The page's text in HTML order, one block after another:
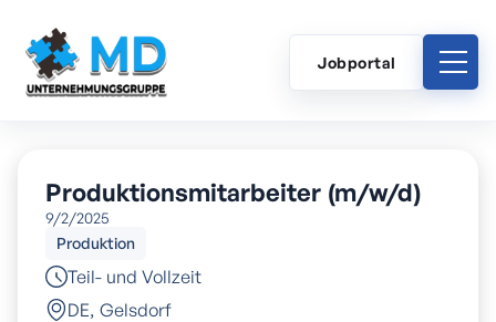
Jobportal
Produktionsmitarbeiter (m/w/d)
9/2/2025
Produktion
Teil- und Vollzeit
DE, Gelsdorf